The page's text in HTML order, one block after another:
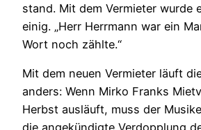
stand. Mit dem Vermieter wurde
einig. „Herr Herrmann war ein
Wort noch zählte.“
Mit dem neuen Vermieter läuft
anders: Wenn Mirko Franks
Herbst ausläuft, muss der